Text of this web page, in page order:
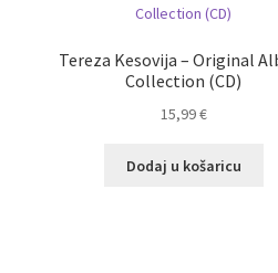
Tereza Kesovija – Original
Collection (CD)
15,99€
Dodaj u košaricu